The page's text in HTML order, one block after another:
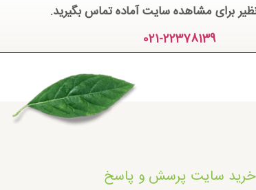
برای مشاهده سایت آماده تماس بگیرید.
021-22378139
خرید سایت پرسش و پاسخ